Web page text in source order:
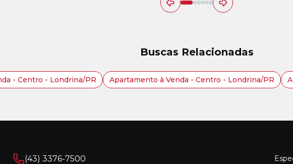
Buscas Relacionadas
- Centro - Londrina/PR Apartamento à Venda - Centro - Londrina/PR
(43) 3376-7500